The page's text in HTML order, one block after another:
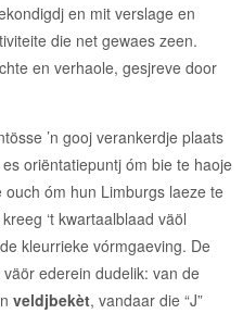
en mit verslage en
die net gewaes zeen.
en verhaole, gesjreve door
’n gooj verankerdje plaats
oriëntatiepuntj óm bie te haoje
óm hun Limburgs laeze te
‘t kwartaalblaad väöl
kleurrieke vórmgaeving. De
ederein dudelik: van de
veldjbekèt, vandaar die “J”